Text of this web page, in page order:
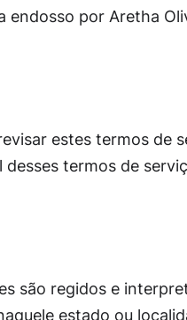
endosso por Aretha
estes termos de
termos de
são regidos e
estado ou